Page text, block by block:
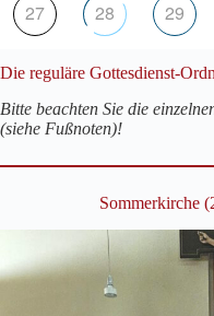
27 28 29
Die reguläre Gottesdienst-
Bitte beachten Sie die
(siehe Fußnoten)!
Sommerkirche